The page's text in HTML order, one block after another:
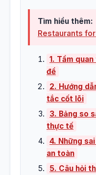
Tìm hiểu thêm:
Restaurants
1. Tầm
đề
2. Hướng
tắc cốt lõi
3. Bảng so
thực tế
4. Những
an toàn
5. Câu hỏi